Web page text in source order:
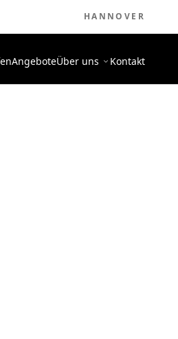
HANNOVER
AngeboteÜber uns Kontakt